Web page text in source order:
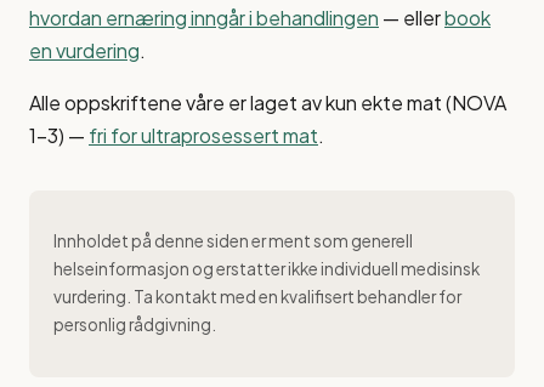
hvordan ernæring inngår i behandlingen — ellerbook
en vurdering.
Alle oppskriftene våre er laget av kun ekte mat (NOVA
1–3) — fri for ultraprosessert mat.
Innholdet på denne siden er ment som generell
helseinformasjon og erstatter ikke individuell medisinsk
vurdering. Ta kontakt med en kvalifisert behandler for
personlig rådgivning.